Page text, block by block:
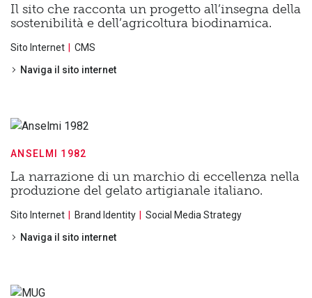
Il sito che racconta un progetto all’insegna della
sostenibilità e dell’agricoltura biodinamica.
Sito Internet
CMS
Naviga il sito internet
ANSELMI 1982
La narrazione di un marchio di eccellenza nella
produzione del gelato artigianale italiano.
Sito Internet Brand Identity
Social Media Strategy
Naviga il sito internet